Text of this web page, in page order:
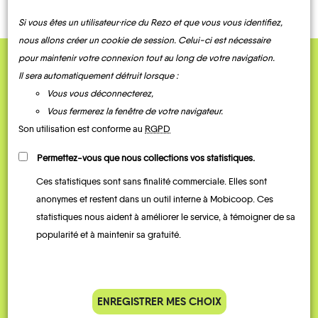
QUELQUES
Témoignages
parking de la gare est toujours
complet alors j’ai testé Rezo
Si vous êtes un utilisateur·rice du Rezo et que vous vous identifiez,
nous allons créer un cookie de session. Celui-ci est nécessaire
pour maintenir votre connexion tout au long de votre navigation.
Il sera automatiquement détruit lorsque :
Vous vous déconnecterez,
Vous fermerez la fenêtre de votre navigateur.
Son utilisation est conforme au RGPD
Permettez-vous que nous collections vos statistiques.
Ces statistiques sont sans finalité commerciale. Elles sont
anonymes et restent dans un outil interne à Mobicoop. Ces
statistiques nous aident à améliorer le service, à témoigner de sa
popularité et à maintenir sa gratuité.
ENREGISTRER MES CHOIX